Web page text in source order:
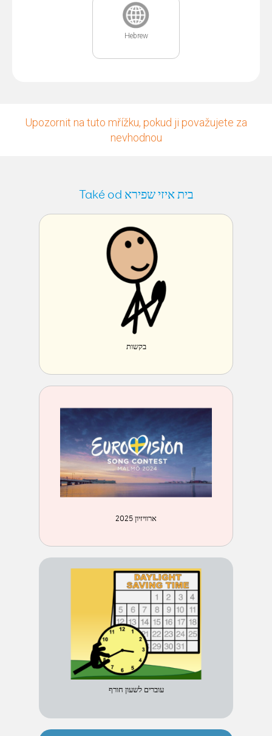
Hebrew
Upozornit na tuto mřížku, pokud ji považujete za
nevhodnou
Také od בית איזי שפירא
בקשות
ארוויזיון 2025
עוברים לשעון חורף